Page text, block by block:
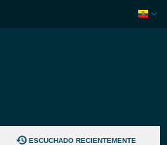
ESCUCHADO RECIENTEMENTE